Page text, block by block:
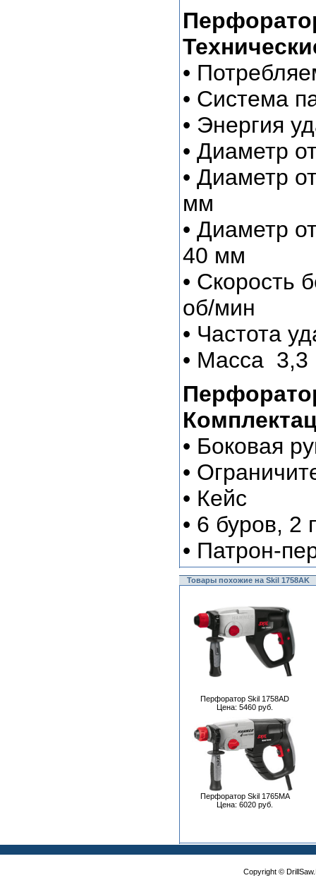
•
• Система
• Энергия
• Диаметр
• Диаметр
мм
• Диаметр
40 мм
• Скорость
об/мин
• Частота
• Масса 3,3
• Боковая
•
• Кейс
• 6 буров, 2
• Патрон-
Товары похожие на Skil 1758AK
Перфоратор Skil 1758AD
Цена: 5460 руб.
Перфоратор Skil 1765MA
Цена: 6020 руб.
Copyright ©